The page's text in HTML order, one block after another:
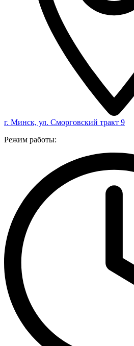
г. Минск, ул. Сморговский тракт 9
Режим работы: